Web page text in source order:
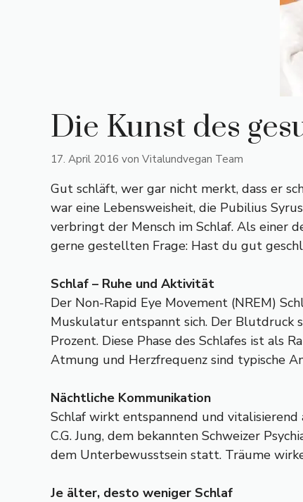
Die Kunst des
17. April 2016 von Vitalundvegan Team
Gut schläft, wer gar nicht merkt, dass er
war eine Lebensweisheit, die Pubilius
verbringt der Mensch im Schlaf. Als einer
gerne gestellten Frage: Hast du gut
Schlaf – Ruhe und Aktivität
Der Non-Rapid Eye Movement (NREM)
Muskulatur entspannt sich. Der Blutdruck
Prozent. Diese Phase des Schlafes ist als
Atmung und Herzfrequenz sind typische
Nächtliche Kommunikation
Schlaf wirkt entspannend und
C.G. Jung, dem bekannten Schweizer
dem Unterbewusstsein statt. Träume
Je älter, desto weniger Schlaf